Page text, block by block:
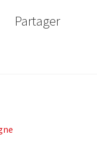
Partager